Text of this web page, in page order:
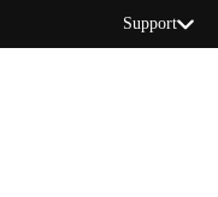
Support